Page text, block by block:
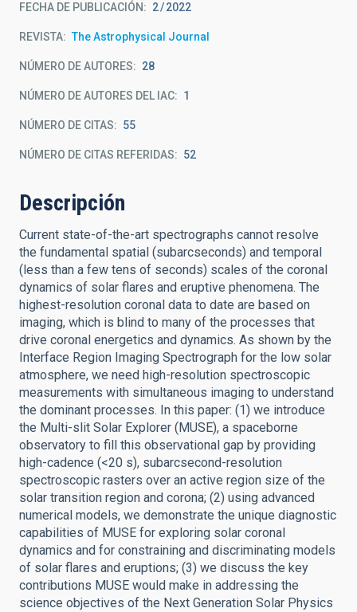
FECHA DE PUBLICACIÓN: 2 2022
REVISTA The Astrophysical Journal
NÚMERO DE AUTORES 28
NÚMERO DE AUTORES DEL IAC 1
NÚMERO DE CITAS 55
NÚMERO DE CITAS REFERIDAS 52
Descripción
Current state-of-the-art spectrographs cannot resolve
the fundamental spatial (subarcseconds) and temporal
(less than a few tens of seconds) scales of the coronal
dynamics of solar flares and eruptive phenomena. The
highest-resolution coronal data to date are based on
imaging, which is blind to many of the processes that
drive coronal energetics and dynamics. As shown by the
Interface Region Imaging Spectrograph for the low solar
atmosphere, we need high-resolution spectroscopic
measurements with simultaneous imaging to understand
the dominant processes. In this paper: (1) we introduce
the Multi-slit Solar Explorer (MUSE), a spaceborne
observatory to fill this observational gap by providing
high-cadence (<20 s), subarcsecond-resolution
spectroscopic rasters over an active region size of the
solar transition region and corona; (2) using advanced
numerical models, we demonstrate the unique diagnostic
capabilities of MUSE for exploring solar coronal
dynamics and for constraining and discriminating models
of solar flares and eruptions; (3) we discuss the key
contributions MUSE would make in addressing the
science objectives of the Next Generation Solar Physics